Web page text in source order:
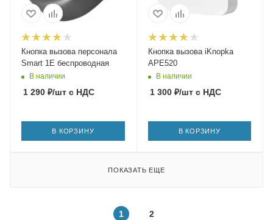
Кнопка вызова персонала
Smart 1E беспроводная
В наличии
1 290 ₽/шт с НДС
В КОРЗИНУ
Кнопка вызова iKnopka
APE520
В наличии
1 300₽/штс НДС
В КОРЗИНУ
ПОКАЗАТЬ ЕЩЕ
1 2